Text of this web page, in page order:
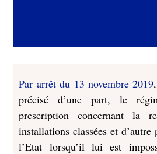
Par arrêt du 13 novembre 2019
précisé d’une part, le
prescription concernant la
installations classées et
l’Etat lorsqu’il lui est